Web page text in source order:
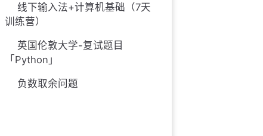
线下输入法+计算机基础（7天
训练营）
英国伦敦大学-复试题目
「Python」
负数取余问题